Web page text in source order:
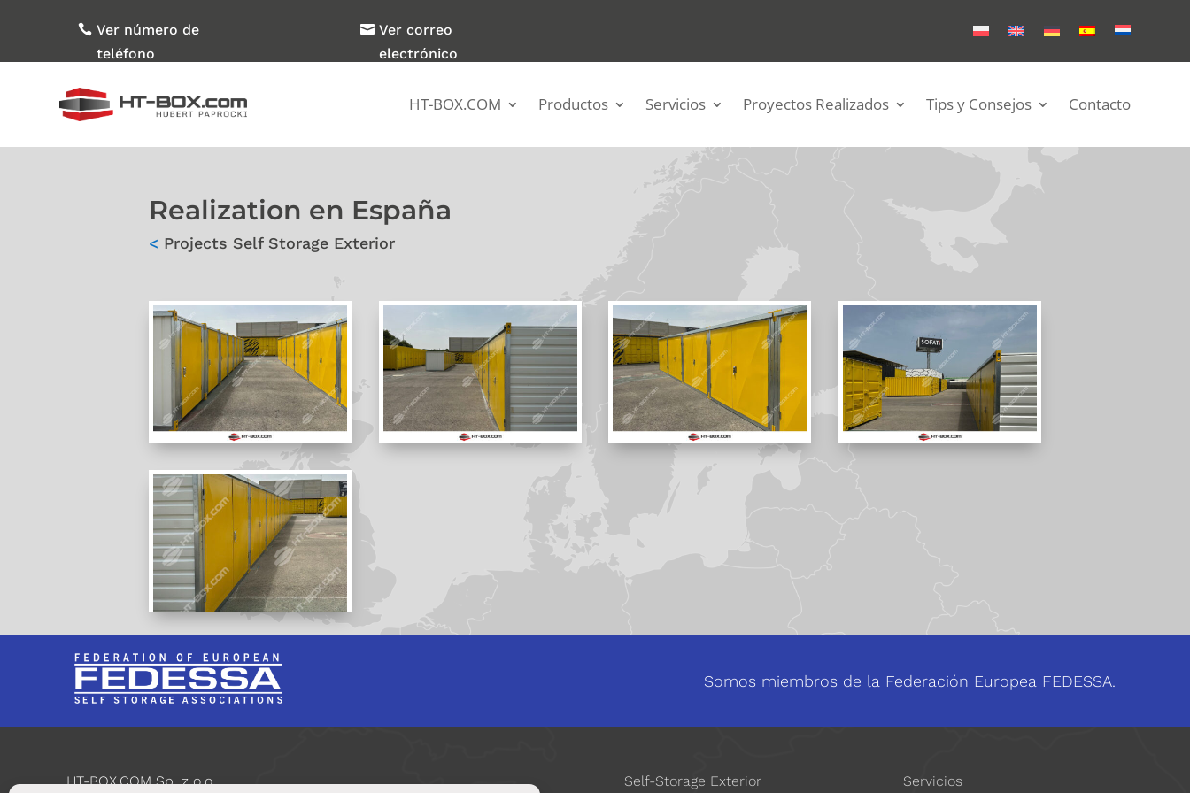
Ver número de
teléfono
Ver correo
electrónico
HT-BOX.COM Productos Servicios Proyectos Realizados Tips y Consejos Contacto
Realization en España
< Projects Self Storage Exterior
Somos miembros de la Federación Europea FEDESSA.
HT-BOX.COM Sp. z o.o. Self-Storage Exterior Servicios